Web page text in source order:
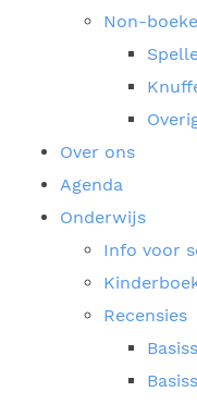
Non-
Over ons
Agenda
Onderwijs
Info voor
Recensies